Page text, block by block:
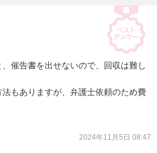
催告書を出せないので、回収は難し
もありますが、弁護士依頼のため費
2024年11月5日 08:47